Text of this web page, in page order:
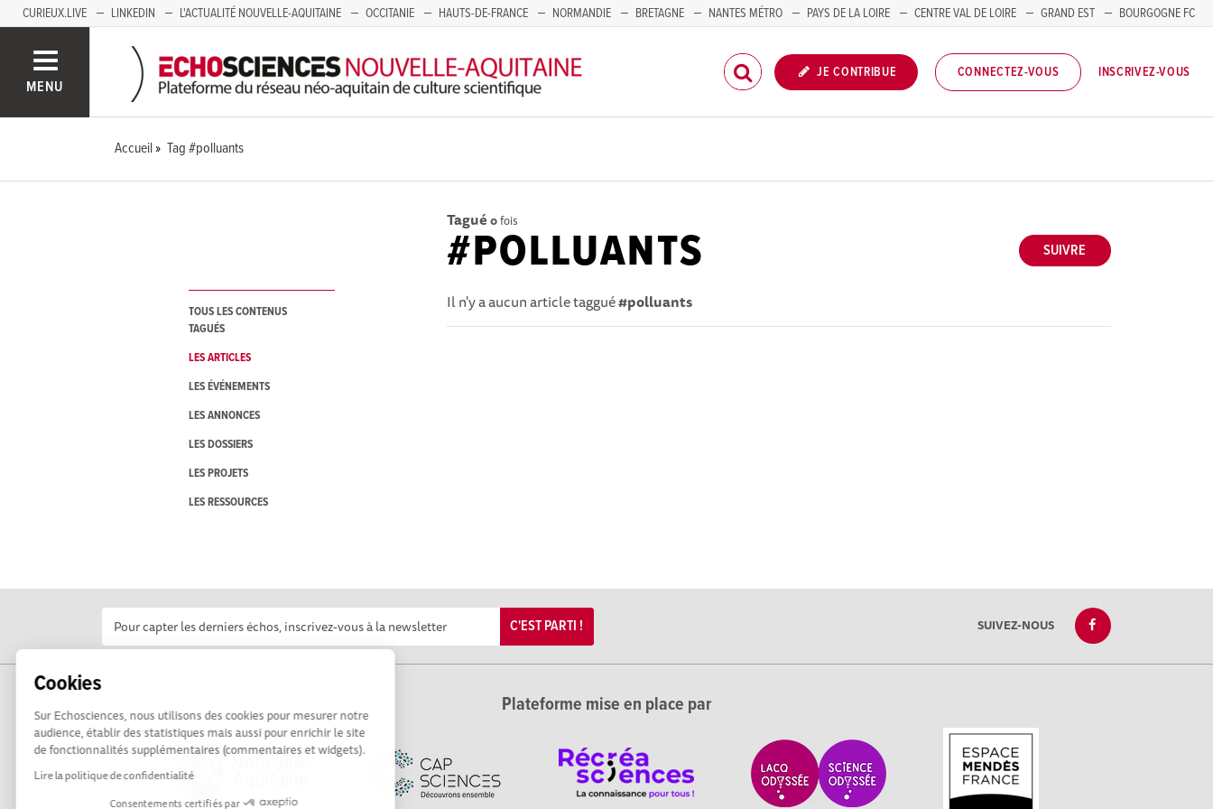
Cookies
Sur Echosciences, nous utilisons des cookies pour mesurer notre
audience, établir des statistiques mais aussi pour enrichir le site
de fonctionnalités supplémentaires (commentaires et widgets).
Lire la politique de confidentialité
Consentements certifiés par
CURIEUX.LIVE LINKEDIN L'ACTUALITÉ NOUVELLE-AQUITAINE OCCITANIE HAUTS-DE-FRANCE NORMANDIE BRETAGNE NANTES MÉTRO PAYS DE LA LOIRE CENTRE VAL DE LOIRE GRAND EST
BOURGOGNE FC
MENU
JE CONTRIBUE CONNECTEZ-VOUS INSCRIVEZ-VOUS
Accueil Tag #polluants
TOUS LES CONTENUS
TAGUÉS
LES ARTICLES
LES ÉVÉNEMENTS
LES ANNONCES
LES DOSSIERS
LES PROJETS
LES RESSOURCES
Tagué 0fois
SUIVRE
#POLLUANTS
Il n'y a aucun article taggué#polluants
C'EST PARTI ! SUIVEZ-NOUS
Plateforme mise en place par